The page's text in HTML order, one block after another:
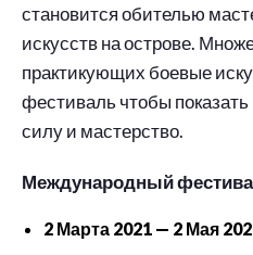
становится обителью
искусств на острове.
практикующих боевые
фестиваль чтобы
силу и мастерство.
Международный
2 Марта 2021 — 2 Мая